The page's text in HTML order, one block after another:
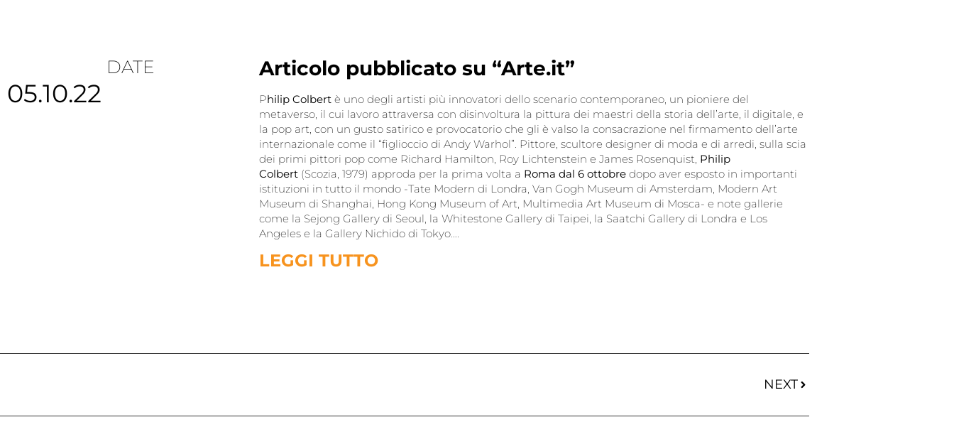
DATE
05.10.22
Articolo pubblicato su “Arte.it”
Philip Colbertè uno degli artisti più innovatori dello scenario contemporaneo, un pioniere del
metaverso, il cui lavoro attraversa con disinvoltura la pittura dei maestri della storia dell’arte, il digitale, e
la pop art, con un gusto satirico e provocatorio che gli è valso la consacrazione nel firmamento dell’arte
internazionale come il “figlioccio di Andy Warhol”. Pittore, scultore designer di moda e di arredi, sulla scia
dei primi pittori pop come Richard Hamilton, Roy Lichtenstein e James Rosenquist, Philip
Colbert (Scozia, 1979) approda per la prima volta a Roma dal 6 ottobredopo aver esposto in importanti
istituzioni in tutto il mondo -Tate Modern di Londra, Van Gogh Museum di Amsterdam, Modern Art
Museum di Shanghai, Hong Kong Museum of Art, Multimedia Art Museum di Mosca- e note gallerie
come la Sejong Gallery di Seoul, la Whitestone Gallery di Taipei, la Saatchi Gallery di Londra e Los
Angeles e la Gallery Nichido di Tokyo….
LEGGI TUTTO
NEXT